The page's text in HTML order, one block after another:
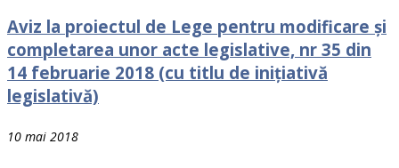
Aviz la proiectul de Lege pentru modificare şi
completarea unor acte legislative, nr 35 din
14 februarie 2018 (cu titlu de iniţiativă
legislativă)
10 mai 2018